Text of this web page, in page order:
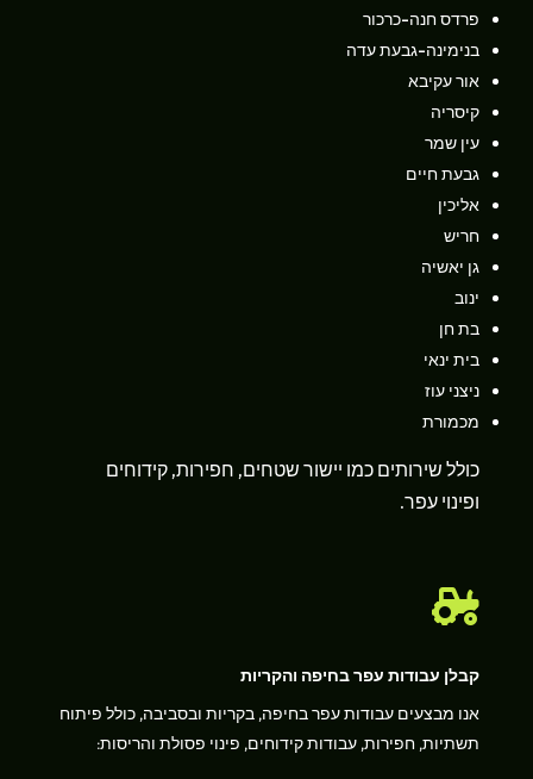
פרדס חנה-כרכור
בנימינה-גבעת עדה
אור עקיבא
קיסריה
עין שמר
גבעת חיים
אליכין
חריש
גן יאשיה
ינוב
בת חן
בית ינאי
ניצני עוז
מכמורת
כולל שירותים כמו יישור שטחים, חפירות, קידוחים
ופינוי עפר.

קבלן עבודות עפר בחיפה והקריות
אנו מבצעים עבודות עפר בחיפה, בקריות ובסביבה, כולל פיתוח
תשתיות, חפירות, עבודות קידוחים, פינוי פסולת והריסות: